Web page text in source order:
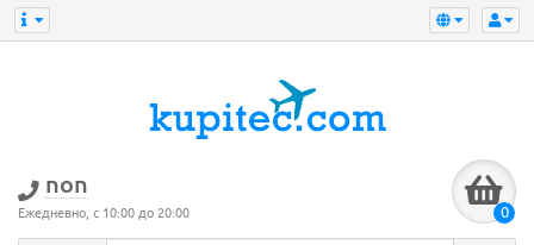
non
Ежедневно, с 10:00 до 20:00 0